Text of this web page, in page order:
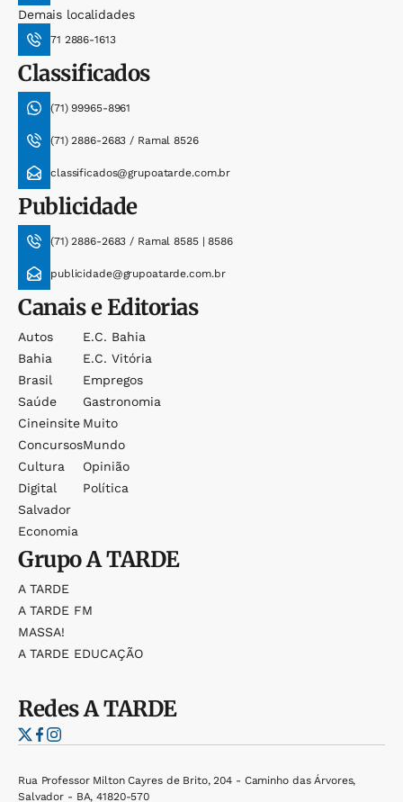
Demais localidades
71 2886-1613
Classificados
(71) 99965-8961
(71) 2886-2683 / Ramal 8526
classificados@grupoatarde.com.br
Publicidade
(71) 2886-2683 / Ramal 8585 | 8586
publicidade@grupoatarde.com.br
Canais e Editorias
Autos
Bahia
Brasil
Saúde
Cineinsite
Concursos
Cultura
Digital
Salvador
Economia
E.c. Bahia
E.c. Vitória
Empregos
Gastronomia
Muito
Mundo
Opinião
Política
GrupoA TARDE
A TARDE
A TARDE FM
MASSA!
A TARDE EDUCAÇÃO
RedesA TARDE
Rua Professor Milton Cayres de Brito, 204 - Caminho das Árvores,
Salvador - BA, 41820-570